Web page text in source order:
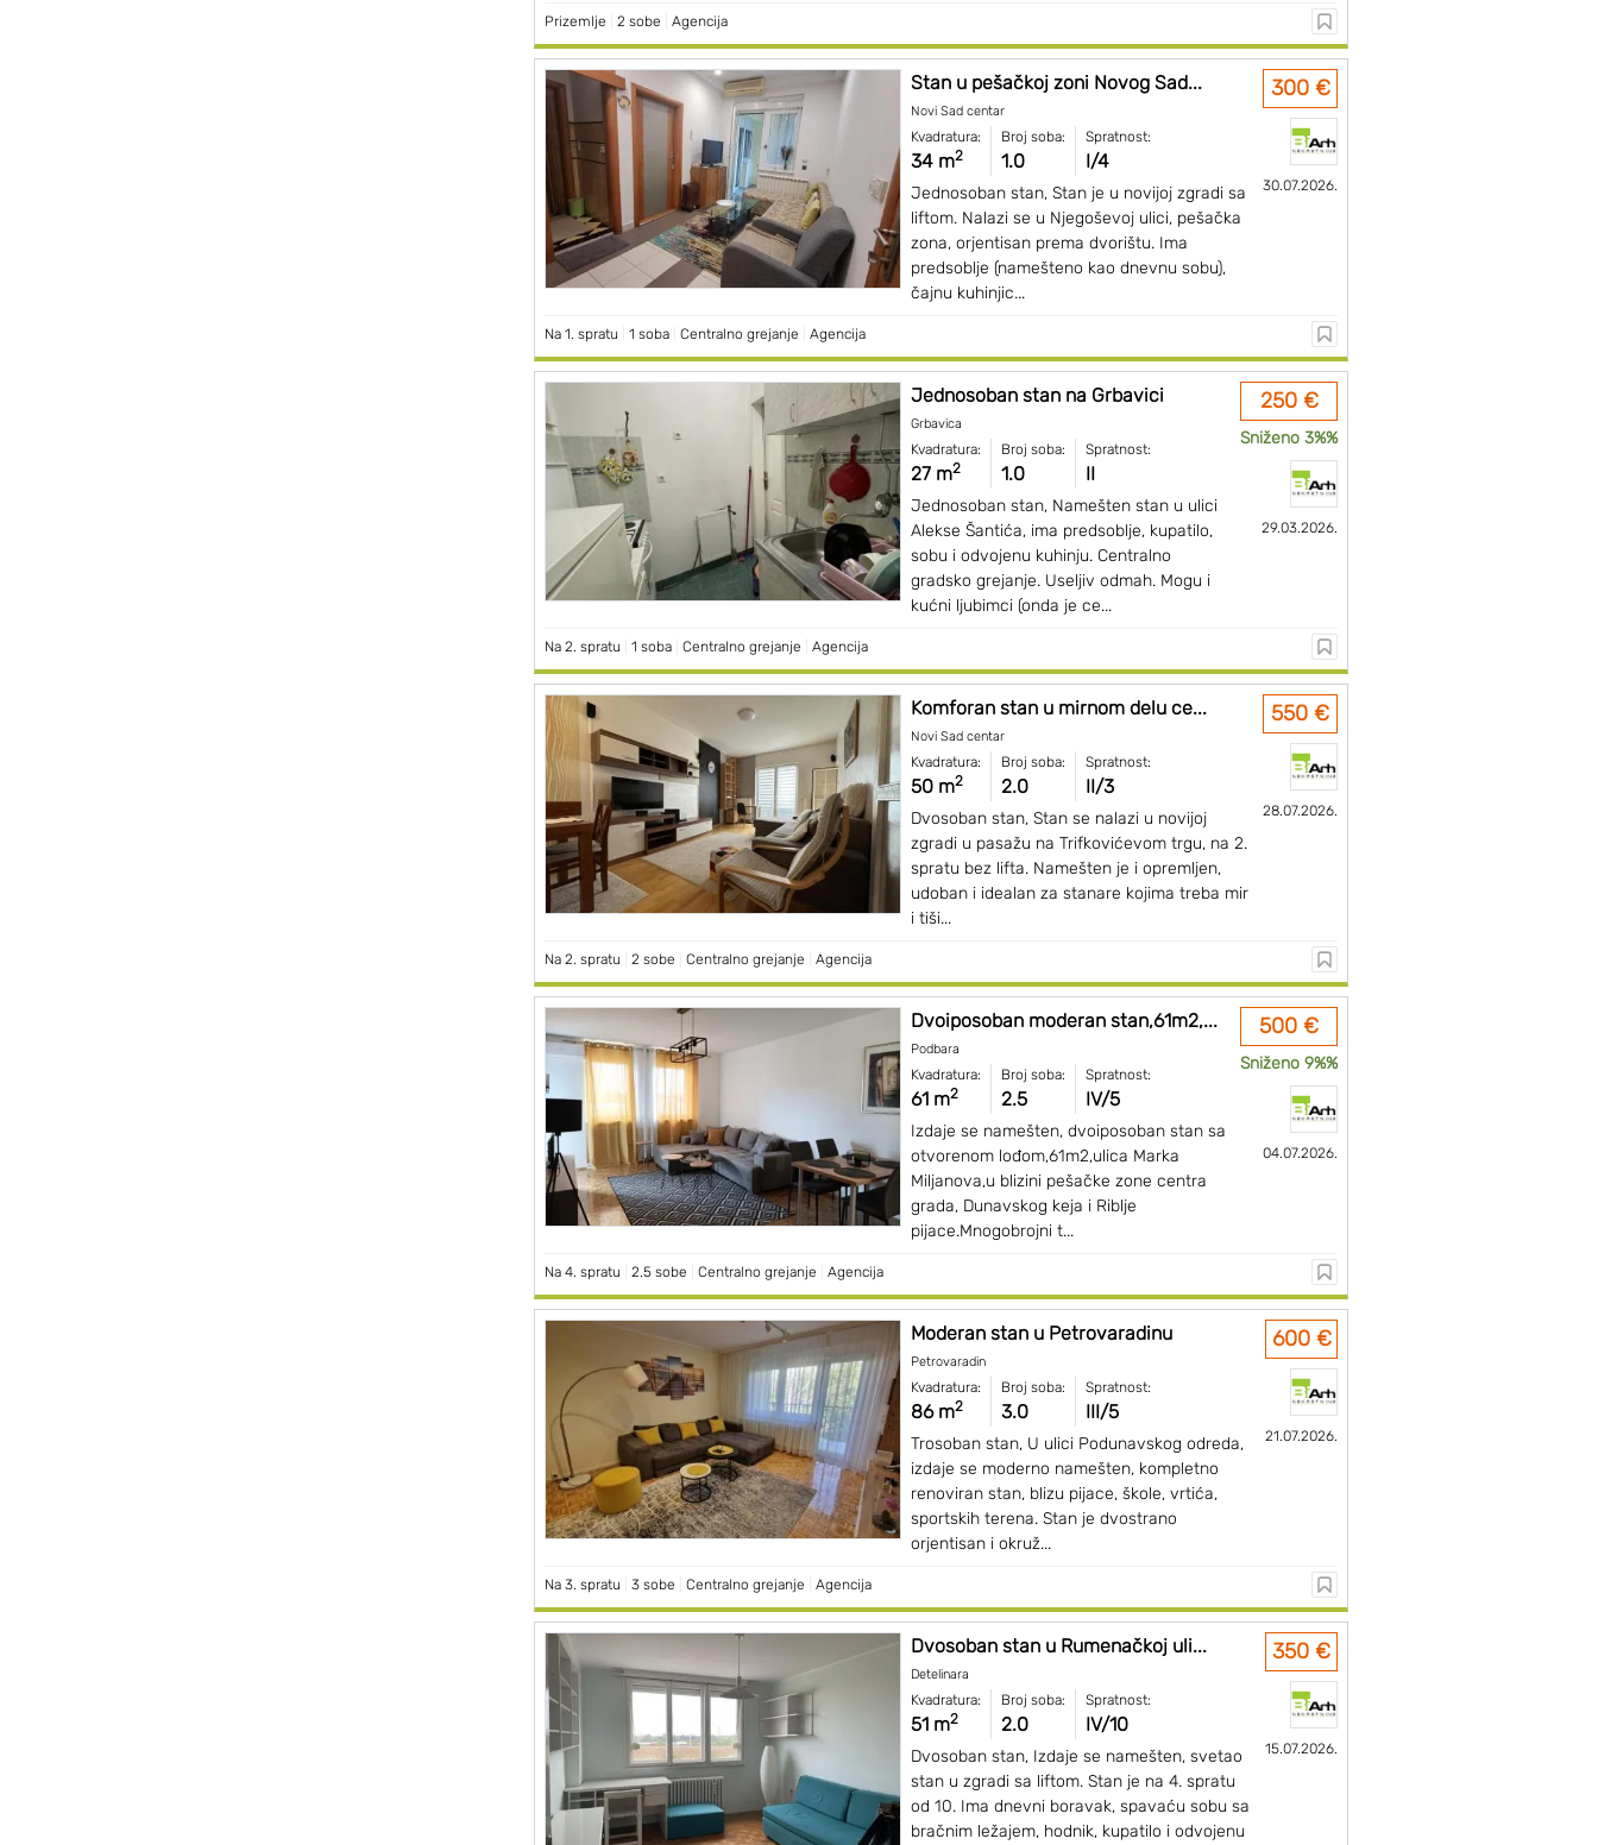
Prizemlje 2 sobe Agencija
Stan u pešačkoj zoni Novog Sad...
Novi Sad centar
Kvadratura:
34 m2
Broj soba:
1.0
Spratnost:
I/4
Jednosoban stan, Stan je u novijoj zgradi sa
liftom. Nalazi se u Njegoševoj ulici, pešačka
zona, orjentisan prema dvorištu. Ima
predsoblje (namešteno kao dnevnu sobu),
čajnu kuhinjic...
300 €
30.07.2026.
Na 1. spratu 1 soba Centralno grejanje Agencija
Jednosoban stan na Grbavici
Grbavica
Kvadratura:
27 m2
Broj soba:
1.0
Spratnost:
II
Jednosoban stan, Namešten stan u ulici
Alekse Šantića, ima predsoblje, kupatilo,
sobu i odvojenu kuhinju. Centralno
gradsko grejanje. Useljiv odmah. Mogu i
kućni ljubimci (onda je ce...
250 €
Sniženo 3%%
29.03.2026.
Na 2. spratu 1 soba Centralno grejanje Agencija
Komforan stan u mirnom delu ce...
Novi Sad centar
Kvadratura:
50 m2
Broj soba:
2.0
Spratnost:
II/3
Dvosoban stan, Stan se nalazi u novijoj
zgradi u pasažu na Trifkovićevom trgu, na 2.
spratu bez lifta. Namešten je i opremljen,
udoban i idealan za stanare kojima treba mir
i tiši...
550 €
28.07.2026.
Na 2. spratu 2 sobe Centralno grejanje Agencija
Dvoiposoban moderan stan,61m2,...
Podbara
Kvadratura:
61 m2
Broj soba:
2.5
Spratnost:
IV/5
Izdaje se namešten, dvoiposoban stan sa
otvorenom lođom,61m2,ulica Marka
Miljanova,u blizini pešačke zone centra
grada, Dunavskog keja i Riblje
pijace.Mnogobrojni t...
500 €
Sniženo 9%%
04.07.2026.
Na 4. spratu 2.5 sobe Centralno grejanje Agencija
Moderan stan u Petrovaradinu
Petrovaradin
Kvadratura:
86 m2
Broj soba:
3.0
Spratnost:
III/5
Trosoban stan, U ulici Podunavskog odreda,
izdaje se moderno namešten, kompletno
renoviran stan, blizu pijace, škole, vrtića,
sportskih terena. Stan je dvostrano
orjentisan i okruž...
600 €
21.07.2026.
Na 3. spratu 3 sobe Centralno grejanje Agencija
Dvosoban stan u Rumenačkoj uli...
Detelinara
Kvadratura:
51 m2
Broj soba:
2.0
Spratnost:
IV/10
Dvosoban stan, Izdaje se namešten, svetao
stan u zgradi sa liftom. Stan je na 4. spratu
od 10. Ima dnevni boravak, spavaću sobu sa
bračnim ležajem, hodnik, kupatilo i odvojenu
350 €
15.07.2026.